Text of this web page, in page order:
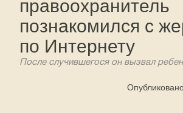
правоохранитель
познакомился с
по Интернету
После случившегося он вызвал